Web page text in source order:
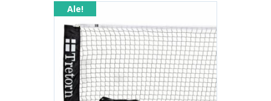
Ale!